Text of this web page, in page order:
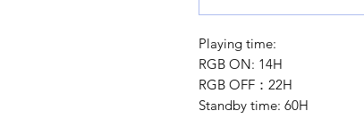
Playing time:
RGB ON: 14H
RGB OFF：22H
Standby time: 60H